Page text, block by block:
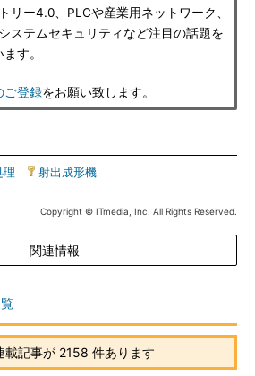
リー4.0、PLCや産業用ネットワーク、
ステムセキュリティなど注目の話題を
す。
ご登録をお願い致します。
理 射出成形機
Copyright © ITmedia, Inc. All Rights Reserved.
関連情報
載記事が 2158 件あります